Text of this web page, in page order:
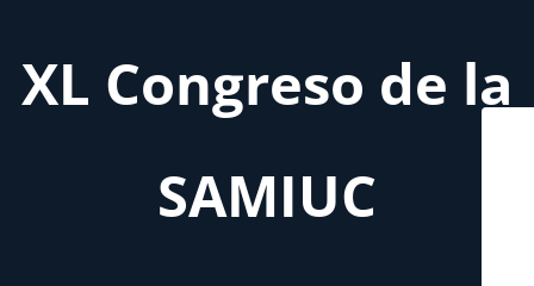
XL Congreso de la
SAMIUC